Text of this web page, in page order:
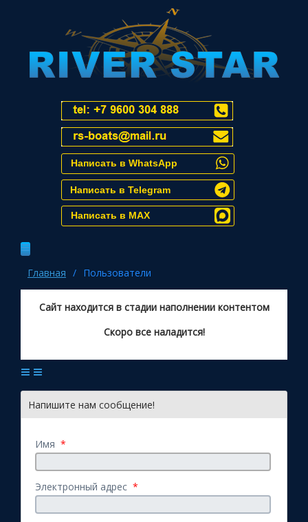
Написать в WhatsApp
Написать в Telegram
Написать в MAX
Главная / Пользователи
Сайт находится в стадии наполнении контентом
Скоро все наладится!
Напишите нам сообщение!
Имя *
Электронный адрес *